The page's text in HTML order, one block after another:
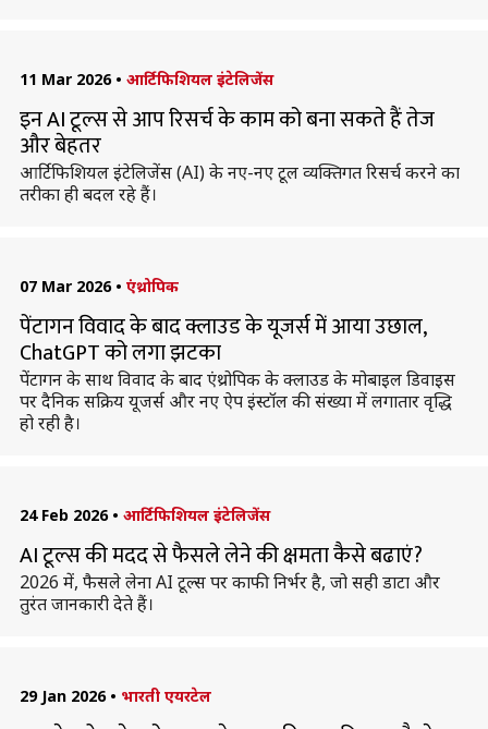
11 Mar 2026 • आर्टिफिशियल इंटेलिजेंस
इन AI टूल्स से आप रिसर्च के काम को बना सकते हैं तेज
और बेहतर
आर्टिफिशियल इंटेलिजेंस (AI) के नए-नए टूल व्यक्तिगत रिसर्च करने का
तरीका ही बदल रहे हैं।
07 Mar 2026 • एंथ्रोपिक
पेंटागन विवाद के बाद क्लाउड के यूजर्स में आया उछाल,
ChatGPT को लगा झटका
पेंटागन के साथ विवाद के बाद एंथ्रोपिक के क्लाउड के मोबाइल डिवाइस
पर दैनिक सक्रिय यूजर्स और नए ऐप इंस्टॉल की संख्या में लगातार वृद्धि
हो रही है।
24 Feb 2026 • आर्टिफिशियल इंटेलिजेंस
AI टूल्स की मदद से फैसले लेने की क्षमता कैसे बढाएं?
2026 में, फैसले लेना AI टूल्स पर काफी निर्भर है, जो सही डाटा और
तुरंत जानकारी देते हैं।
29 Jan 2026 • भारती एयरटेल